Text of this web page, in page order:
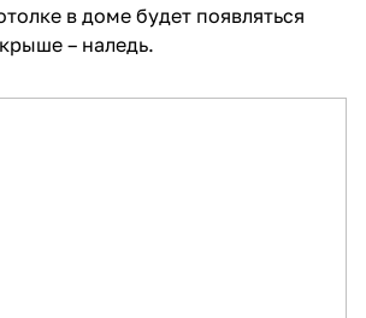
в доме будет появляться
– наледь.